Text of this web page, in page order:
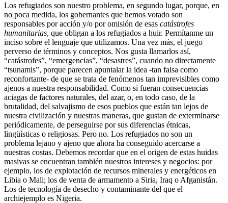
Los refugiados son nuestro problema, en segundo lugar, porque, en
no poca medida, los gobernantes que hemos votado son
responsables por acción y/o por omisión de esas catástrofes
humanitarias, que obligan a los refugiados a huir. Permítanme un
inciso sobre el lenguaje que utilizamos. Una vez más, el juego
perverso de términos y conceptos. Nos gusta llamarlos así,
“catástrofes”, “emergencias”, “desastres”, cuando no directamente
“tsunamis”, porque parecen apuntalar la idea -tan falsa como
reconfortante- de que se trata de fenómenos tan imprevisibles como
ajenos a nuestra responsabilidad. Como si fueran consecuencias
aciagas de factores naturales, del azar, o, en todo caso, de la
brutalidad, del salvajismo de esos pueblos que están tan lejos de
nuestra civilización y nuestras maneras, que gustan de exterminarse
periódicamente, de perseguirse por sus diferencias étnicas,
lingüísticas o religiosas. Pero no. Los refugiados no son un
problema lejano y ajeno que ahora ha conseguido acercarse a
nuestras costas. Debemos recordar que en el origen de estas huidas
masivas se encuentran también nuestros intereses y negocios: por
ejemplo, los de explotación de recursos minerales y energéticos en
Libia o Mali; los de venta de armamento a Siria, Iraq o Afganistán.
Los de tecnología de desecho y contaminante del que el
archiejemplo es Nigeria.